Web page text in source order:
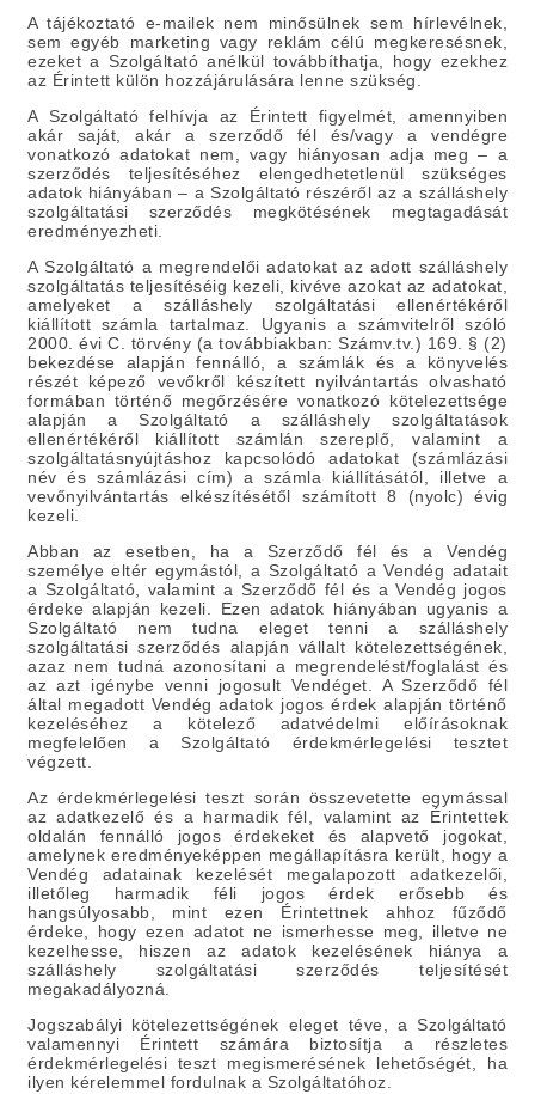
A tájékoztató e-mailek nem minősülnek sem hírlevélnek,
sem egyéb marketing vagy reklám célú megkeresésnek,
ezeket a Szolgáltató anélkül továbbíthatja, hogy ezekhez
az Érintett külön hozzájárulására lenne szükség.
A Szolgáltató felhívja az Érintett figyelmét, amennyiben
akár saját, akár a szerződő fél és/vagy a vendégre
vonatkozó adatokat nem, vagy hiányosan adja meg – a
szerződés teljesítéséhez elengedhetetlenül szükséges
adatok hiányában – a Szolgáltató részéről az a szálláshely
szolgáltatási szerződés megkötésének megtagadását
eredményezheti.
A Szolgáltató a megrendelői adatokat az adott szálláshely
szolgáltatás teljesítéséig kezeli, kivéve azokat az adatokat,
amelyeket a szálláshely szolgáltatási ellenértékéről
kiállított számla tartalmaz. Ugyanis a számvitelről szóló
2000. évi C. törvény (a továbbiakban: Számv.tv.) 169. § (2)
bekezdése alapján fennálló, a számlák és a könyvelés
részét képező vevőkről készített nyilvántartás olvasható
formában történő megőrzésére vonatkozó kötelezettsége
alapján a Szolgáltató a szálláshely szolgáltatások
ellenértékéről kiállított számlán szereplő, valamint a
szolgáltatásnyújtáshoz kapcsolódó adatokat (számlázási
név és számlázási cím) a számla kiállításától, illetve a
vevőnyilvántartás elkészítésétől számított 8 (nyolc) évig
kezeli.
Abban az esetben, ha a Szerződő fél és a Vendég
személye eltér egymástól, a Szolgáltató a Vendég adatait
a Szolgáltató, valamint a Szerződő fél és a Vendég jogos
érdeke alapján kezeli. Ezen adatok hiányában ugyanis a
Szolgáltató nem tudna eleget tenni a szálláshely
szolgáltatási szerződés alapján vállalt kötelezettségének,
azaz nem tudná azonosítani a megrendelést/foglalást és
az azt igénybe venni jogosult Vendéget. A Szerződő fél
által megadott Vendég adatok jogos érdek alapján történő
kezeléséhez a kötelező adatvédelmi előírásoknak
megfelelően a Szolgáltató érdekmérlegelési tesztet
végzett.
Az érdekmérlegelési teszt során összevetette egymással
az adatkezelő és a harmadik fél, valamint az Érintettek
oldalán fennálló jogos érdekeket és alapvető jogokat,
amelynek eredményeképpen megállapításra került, hogy a
Vendég adatainak kezelését megalapozott adatkezelői,
illetőleg harmadik féli jogos érdek erősebb és
hangsúlyosabb, mint ezen Érintettnek ahhoz fűződő
érdeke, hogy ezen adatot ne ismerhesse meg, illetve ne
kezelhesse, hiszen az adatok kezelésének hiánya a
szálláshely szolgáltatási szerződés teljesítését
megakadályozná.
Jogszabályi kötelezettségének eleget téve, a Szolgáltató
valamennyi Érintett számára biztosítja a részletes
érdekmérlegelési teszt megismerésének lehetőségét, ha
ilyen kérelemmel fordulnak a Szolgáltatóhoz.